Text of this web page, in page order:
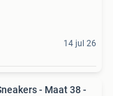
14 jul 26
- Maat 38 -